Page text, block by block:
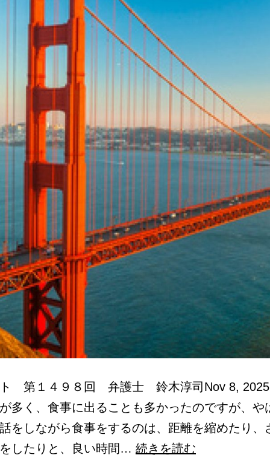
第１４９８回 弁護士 鈴木淳司Nov 8, 2025
多く、食事に出ることも多かったのですが、や
をしながら食事をするのは、距離を縮めたり、
したりと、良い時間… 続きを読む